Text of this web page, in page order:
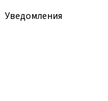
Уведомления